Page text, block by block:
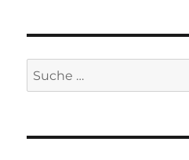
Suche
nach: